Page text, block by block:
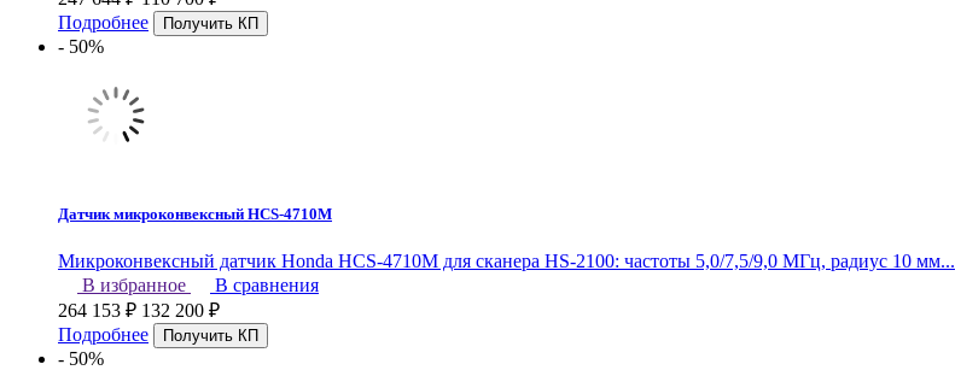
Подробнее
- 50%
Датчик микроконвексный HCS-4710M
Микроконвексный датчик Honda HCS-4710M для сканера HS-2100: частоты 5,0/7,5/9,0 МГц, радиус 10 мм...
В избранное
В сравнения
264 153 ₽ 132 200 ₽
Подробнее
- 50%